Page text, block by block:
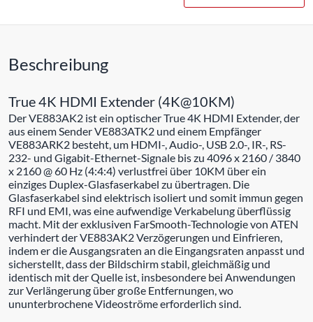
Beschreibung
True 4K HDMI Extender (4K@10KM)
Der VE883AK2 ist ein optischer True 4K HDMI Extender, der
aus einem Sender VE883ATK2 und einem Empfänger
VE883ARK2 besteht, um HDMI-, Audio-, USB 2.0-, IR-, RS-
232- und Gigabit-Ethernet-Signale bis zu 4096 x 2160 / 3840
x 2160 @ 60 Hz (4:4:4) verlustfrei über 10KM über ein
einziges Duplex-Glasfaserkabel zu übertragen. Die
Glasfaserkabel sind elektrisch isoliert und somit immun gegen
RFI und EMI, was eine aufwendige Verkabelung überflüssig
macht. Mit der exklusiven FarSmooth-Technologie von ATEN
verhindert der VE883AK2 Verzögerungen und Einfrieren,
indem er die Ausgangsraten an die Eingangsraten anpasst und
sicherstellt, dass der Bildschirm stabil, gleichmäßig und
identisch mit der Quelle ist, insbesondere bei Anwendungen
zur Verlängerung über große Entfernungen, wo
ununterbrochene Videoströme erforderlich sind.